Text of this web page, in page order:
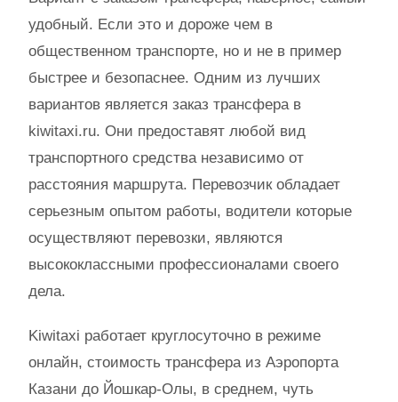
удобный. Если это и дороже чем в
общественном транспорте, но и не в пример
быстрее и безопаснее. Одним из лучших
вариантов является заказ трансфера в
kiwitaxi.ru. Они предоставят любой вид
транспортного средства независимо от
расстояния маршрута. Перевозчик обладает
серьезным опытом работы, водители которые
осуществляют перевозки, являются
высококлассными профессионалами своего
дела.
Kiwitaxi работает круглосуточно в режиме
онлайн, стоимость трансфера из Аэропорта
Казани до Йошкар-Олы, в среднем, чуть